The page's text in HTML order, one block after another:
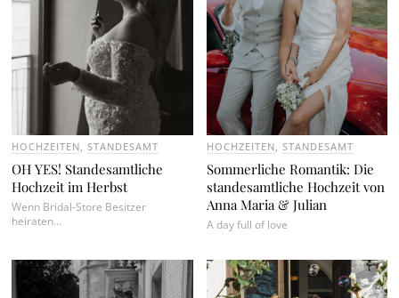
HOCHZEITEN ,STANDESAMT
OH YES! Standesamtliche
Hochzeit im Herbst
Wenn Bridal-Store Besitzer
heiraten…
HOCHZEITEN STANDESAMT
Sommerliche Romantik: Die
standesamtliche Hochzeit von
Anna Maria & Julian
A day full of love